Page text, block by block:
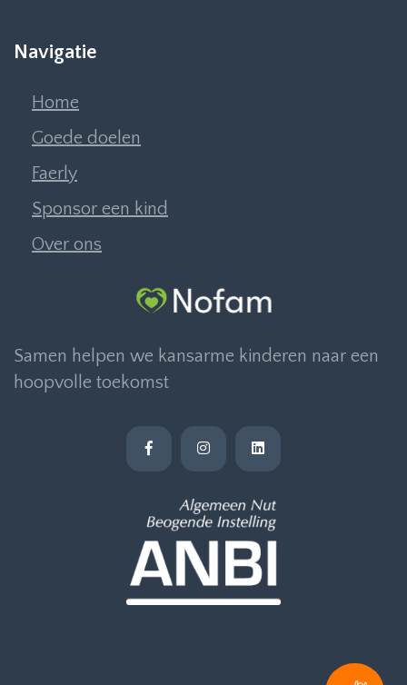
Navigatie
Home
Goede doelen
Faerly
Sponsor een kind
Over ons
Samen helpen we kansarme kinderen naar een
hoopvolle toekomst